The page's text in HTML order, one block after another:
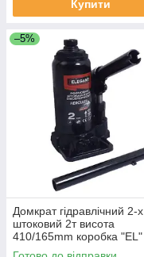
Купити
–5%
Домкрат гідравлічний 2-х
штоковий 2т висота
410/165mm коробка "EL"
335002